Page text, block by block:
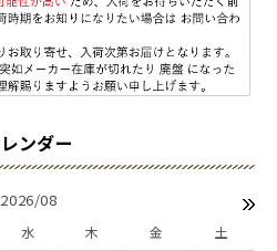
2026/08
水 木 金
土